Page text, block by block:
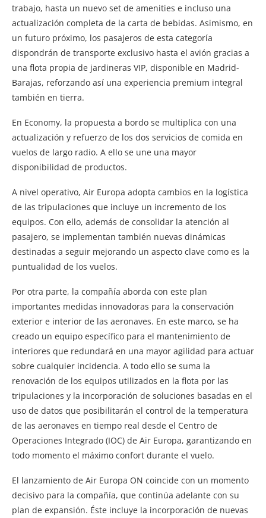
trabajo, hasta un nuevo set de amenities e incluso una
actualización completa de la carta de bebidas. Asimismo, en
un futuro próximo, los pasajeros de esta categoría
dispondrán de transporte exclusivo hasta el avión gracias a
una flota propia de jardineras VIP, disponible en Madrid-
Barajas, reforzando así una experiencia premium integral
también en tierra.
En Economy, la propuesta a bordo se multiplica con una
actualización y refuerzo de los dos servicios de comida en
vuelos de largo radio. A ello se une una mayor
disponibilidad de productos.
A nivel operativo, Air Europa adopta cambios en la logística
de las tripulaciones que incluye un incremento de los
equipos. Con ello, además de consolidar la atención al
pasajero, se implementan también nuevas dinámicas
destinadas a seguir mejorando un aspecto clave como es la
puntualidad de los vuelos.
Por otra parte, la compañía aborda con este plan
importantes medidas innovadoras para la conservación
exterior e interior de las aeronaves. En este marco, se ha
creado un equipo específico para el mantenimiento de
interiores que redundará en una mayor agilidad para actuar
sobre cualquier incidencia. A todo ello se suma la
renovación de los equipos utilizados en la flota por las
tripulaciones y la incorporación de soluciones basadas en el
uso de datos que posibilitarán el control de la temperatura
de las aeronaves en tiempo real desde el Centro de
Operaciones Integrado (IOC) de Air Europa, garantizando en
todo momento el máximo confort durante el vuelo.
El lanzamiento de Air Europa ON coincide con un momento
decisivo para la compañía, que continúa adelante con su
plan de expansión. Éste incluye la incorporación de nuevas